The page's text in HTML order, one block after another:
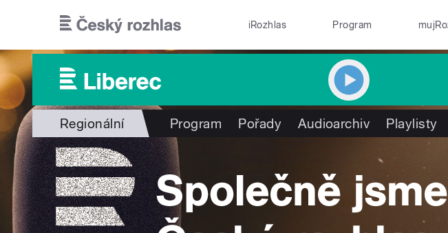
iRozhlas Program
Regionální Program Pořady Audioarchiv Playlisty